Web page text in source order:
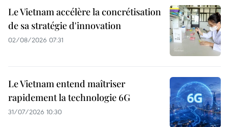
Le Vietnam accélère la concrétisation
de sa stratégie d'innovation
02/08/2026 07:31
Le Vietnam entend maîtriser
rapidement la technologie 6G
31/07/2026 10:30